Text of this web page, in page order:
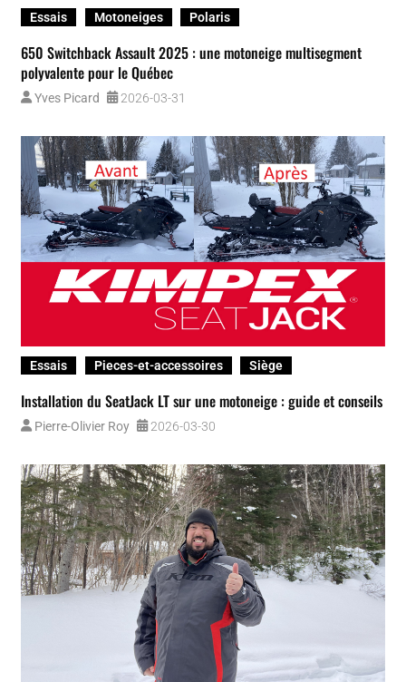
Essais Motoneiges Ski-Doo
Renegade X-RS 2026 : puissance turbo, poids et précision — le
vrai compromis
Dominic Clermont 2026-03-19
Habillement